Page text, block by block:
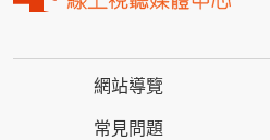
網站導覽
常見問題